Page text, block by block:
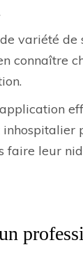
variété de
connaître
faire leur